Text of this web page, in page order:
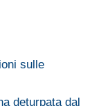
sulle
deturpata dal